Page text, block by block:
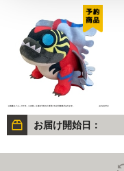
お届け開始日：